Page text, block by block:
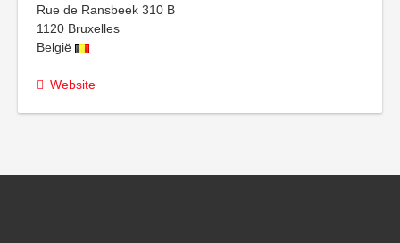
Rue de Ransbeek 310 B
1120 Bruxelles
België
Website